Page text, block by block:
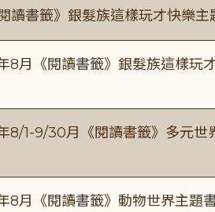
讀書籤》銀髮族這樣玩才快樂主
8月《閱讀書籤》銀髮族這樣玩
8/1-9/30月《閱讀書籤》多元世
8月《閱讀書籤》動物世界主題